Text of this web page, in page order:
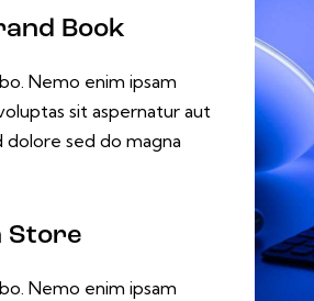
Book
Nemo enim ipsam
sit aspernatur aut
sed do magna
Store
Nemo enim ipsam